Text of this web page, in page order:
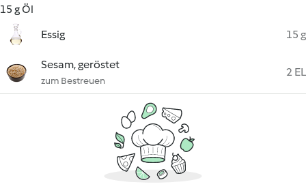
15 g Öl
Essig
15 g
Sesam, geröstet
zum Bestreuen
2 EL